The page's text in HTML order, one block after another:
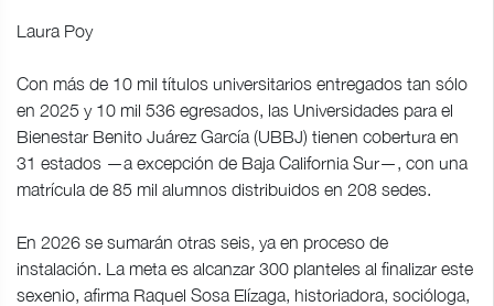
Laura Poy
Con más de 10 mil títulos universitarios entregados tan sólo
en 2025 y 10 mil 536 egresados, las Universidades para el
Bienestar Benito Juárez García (UBBJ) tienen cobertura en
31 estados —a excepción de Baja California Sur—, con una
matrícula de 85 mil alumnos distribuidos en 208 sedes.
En 2026 se sumarán otras seis, ya en proceso de
instalación. La meta es alcanzar 300 planteles al finalizar este
sexenio, afirma Raquel Sosa Elízaga, historiadora, socióloga,